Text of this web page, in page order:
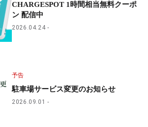
CHARGESPOT 1時間相当無料クーポ
ン 配信中
2026.04.24
予告
駐車場サービス変更のお知らせ
2026.09.01